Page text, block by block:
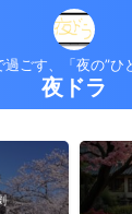
過ごす、「夜の”ひ
夜ドラ